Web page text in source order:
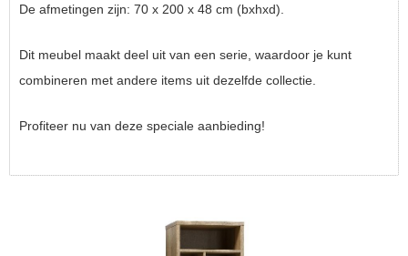
De afmetingen zijn: 70 x 200 x 48 cm (bxhxd).
Dit meubel maakt deel uit van een serie, waardoor je kunt
combineren met andere items uit dezelfde collectie.
Profiteer nu van deze speciale aanbieding!